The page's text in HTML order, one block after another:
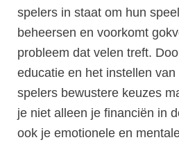
spelers in staat om hun
beheersen en voorkomt
probleem dat velen treft.
educatie en het instellen
spelers bewustere keuzes
je niet alleen je financiën in
ook je emotionele en